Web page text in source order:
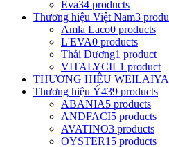
Eva34 products
Thương hiệu Việt Nam3
Amla Laco0 products
L'EVA0 products
Thái Dương1 product
VITALYCIL1 product
THƯƠNG HIỆU WEILAIYA
Thương hiệu Ý439 products
ABANIA5 products
ANDFACI5 products
AVATINO3 products
OYSTER15 products